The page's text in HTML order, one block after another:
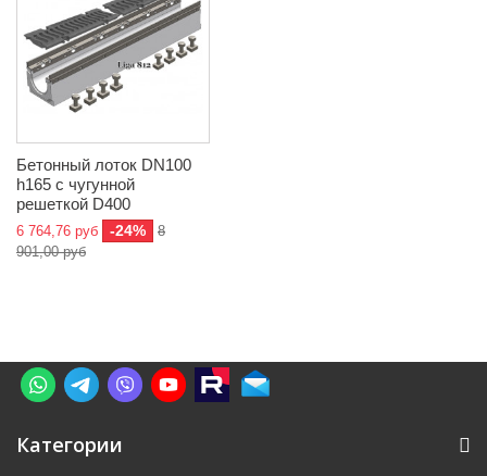
Бетонный лоток DN100
h165 с чугунной
решеткой D400
6 764,76 руб -24%
8
901,00 руб
Категории